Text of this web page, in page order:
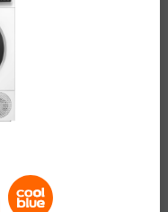
op met de
heeft een Bosch
je minder onderhoud
spoelt
energiezuinig blijft.
met stoom en frist